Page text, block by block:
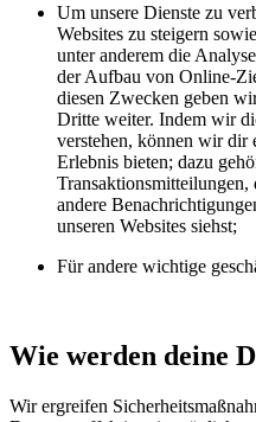
Um unsere Dienste zu
Websites zu steigern
unter anderem die
der Aufbau von Online-
diesen Zwecken geben
Dritte weiter. Indem wir
verstehen, können wir dir
Erlebnis bieten; dazu
andere
unseren Websites siehst;
Für andere wichtige
Wie werden deine
Wir ergreifen